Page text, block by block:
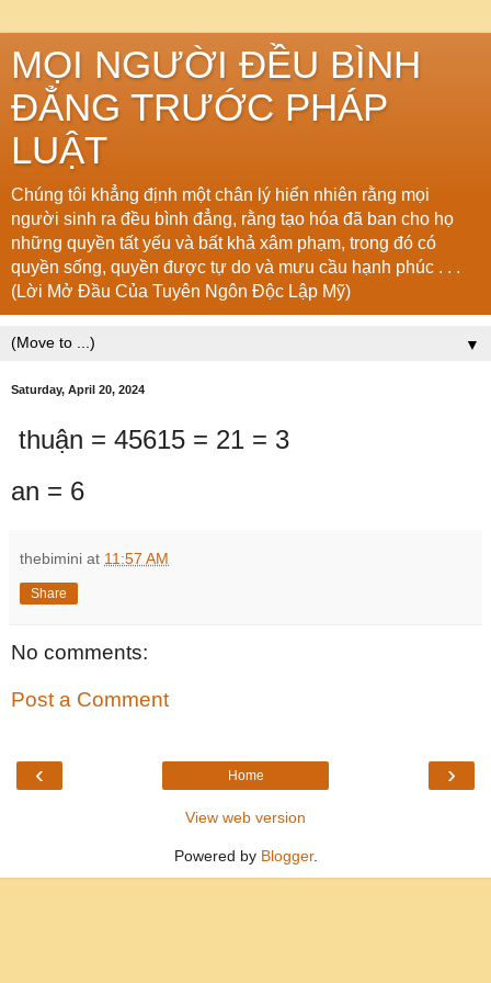
MỌI NGƯỜI ĐỀU BÌNH
ĐẲNG TRƯỚC PHÁP
LUẬT
Chúng tôi khẳng định một chân lý hiển nhiên rằng mọi
người sinh ra đều bình đẳng, rằng tạo hóa đã ban cho họ
những quyền tất yếu và bất khả xâm phạm, trong đó có
quyền sống, quyền được tự do và mưu cầu hạnh phúc . . .
(Lời Mở Đầu Của Tuyên Ngôn Độc Lập Mỹ)
▼
Saturday, April 20, 2024
thuận = 45615 = 21 = 3
an = 6
thebimini at 11:57 AM
Share
No comments:
Post a Comment
‹ ›
Home
View web version
Powered by Blogger.